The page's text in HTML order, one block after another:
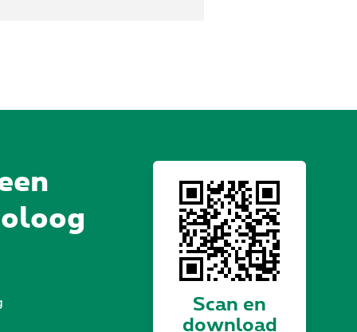
Scan en
download